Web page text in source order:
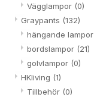
Vägglampor (0)
Graypants (132)
hängande lampor
bordslampor (21)
golvlampor (0)
HKliving (1)
Tillbehör (0)